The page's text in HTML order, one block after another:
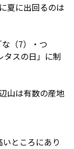
夏に出回るのは
（7）・つ
タスの日」に制
山は有数の産地
ところにあり